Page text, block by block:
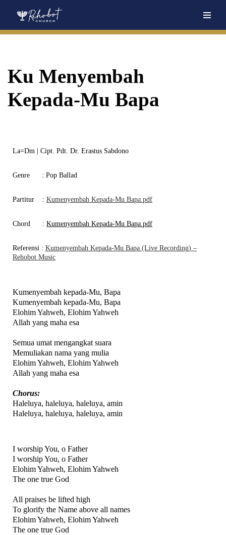
Ku Menyembah
Kepada-Mu Bapa
La=Dm | Cipt. Pdt. Dr. Erastus Sabdono
Genre : Pop Ballad
Partitur : Kumenyembah Kepada-Mu Bapa.pdf
Chord : Kumenyembah Kepada-Mu Bapa.pdf
Referensi : Kumenyembah Kepada-Mu Bapa (Live Recording) –
Rehobot Music
Kumenyembah kepada-Mu, Bapa
Kumenyembah kepada-Mu, Bapa
Elohim Yahweh, Elohim Yahweh
Allah yang maha esa
Semua umat mengangkat suara
Memuliakan nama yang mulia
Elohim Yahweh, Elohim Yahweh
Allah yang maha esa
Chorus:
Haleluya, haleluya, haleluya, amin
Haleluya, haleluya, haleluya, amin
I worship You, o Father
I worship You, o Father
Elohim Yahweh, Elohim Yahweh
The one true God
All praises be lifted high
To glorify the Name above all names
Elohim Yahweh, Elohim Yahweh
The one true God